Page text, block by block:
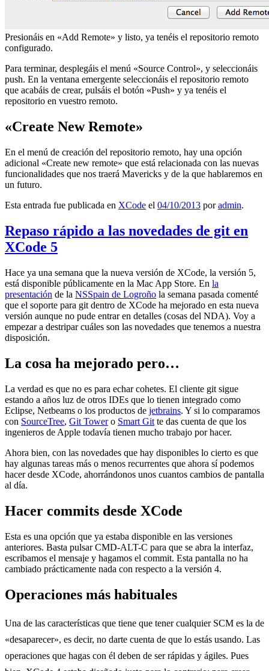
Presionáis en «Add Remote» y listo, ya tenéis el repositorio remoto
configurado.
Para terminar, desplegáis el menú «Source Control», y seleccionáis
push. En la ventana emergente seleccionáis el repositorio remoto
que acabáis de crear, pulsáis el botón «Push» y ya tenéis el
repositorio en vuestro remoto.
«Create New Remote»
En el menú de creación del repositorio remoto, hay una opción
adicional «Create new remote» que está relacionada con las nuevas
funcionalidades que nos traerá Mavericks y de la que hablaremos en
un futuro.
Esta entrada fue publicada en XCode el 04/10/2013 poradmin.
Repaso rápido a las novedades de git en
XCode 5
Hace ya una semana que la nueva versión de XCode, la versión 5,
está disponible públicamente en la Mac App Store. En la
presentación de la NSSpain de Logroño la semana pasada comenté
que el soporte para git dentro de XCode ha mejorado en esta nueva
versión aunque no pude entrar en detalles (cosas del NDA). Voy a
empezar a destripar cuáles son las novedades que tenemos a nuestra
disposición.
La cosa ha mejorado pero…
La verdad es que no es para echar cohetes. El cliente git sigue
estando a años luz de otros IDEs que lo tienen integrado como
Eclipse, Netbeams o los productos de jetbrains. Y si lo comparamos
con SourceTree, Git Towero Smart Git te das cuenta de que los
ingenieros de Apple todavía tienen mucho trabajo por hacer.
Ahora bien, con las novedades que hay disponibles lo cierto es que
hay algunas tareas más o menos recurrentes que ahora sí podemos
hacer desde XCode, ahorrándonos unos cuantos cambios de pantalla
al día.
Hacer commits desde XCode
Esta es una opción que ya estaba disponible en las versiones
anteriores. Basta pulsar CMD-ALT-C para que se abra la interfaz,
escribamos el mensaje y hagamos el commit. Esta pantalla no ha
cambiado prácticamente nada con respecto a la versión 4.
Operaciones más habituales
Una de las características que tiene que tener cualquier SCM es la de
«desaparecer», es decir, no darte cuenta de que lo estás usando. Las
operaciones que hagas con él deben de ser rápidas y ágiles. Pues